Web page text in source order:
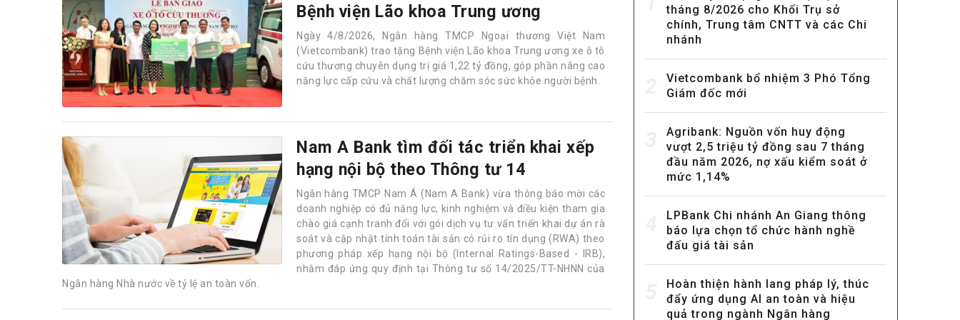
Bệnh viện Lão khoa Trung ương
Ngày 4/8/2026, Ngân hàng TMCP Ngoại thương Việt Nam
(Vietcombank) trao tặng Bệnh viện Lão khoa Trung ương xe ô tô
cứu thương chuyên dụng trị giá 1,22 tỷ đồng, góp phần nâng cao
năng lực cấp cứu và chất lượng chăm sóc sức khỏe người bệnh.
Nam A Bank tìm đối tác triển khai xếp
hạng nội bộ theo Thông tư 14
Ngân hàng TMCP Nam Á (Nam A Bank) vừa thông báo mời các
doanh nghiệp có đủ năng lực, kinh nghiệm và điều kiện tham gia
chào giá cạnh tranh đối với gói dịch vụ tư vấn triển khai dự án rà
soát và cập nhật tính toán tài sản có rủi ro tín dụng (RWA) theo
phương pháp xếp hạng nội bộ (Internal Ratings-Based - IRB),
nhằm đáp ứng quy định tại Thông tư số 14/2025/TT-NHNN của
Ngân hàng Nhà nước về tỷ lệ an toàn vốn.
tháng 8/2026 cho Khối Trụ sở
chính, Trung tâm CNTT và các Chi
nhánh
Vietcombank bổ nhiệm 3 Phó Tổng
Giám đốc mới
Agribank: Nguồn vốn huy động
vượt 2,5 triệu tỷ đồng sau 7 tháng
đầu năm 2026, nợ xấu kiểm soát ở
mức 1,14%
LPBank Chi nhánh An Giang thông
báo lựa chọn tổ chức hành nghề
đấu giá tài sản
Hoàn thiện hành lang pháp lý, thúc
đẩy ứng dụng AI an toàn và hiệu
quả trong ngành Ngân hàng